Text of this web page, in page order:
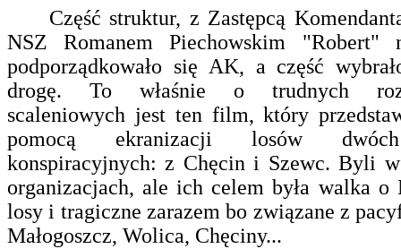
Część struktur, z Zastępcą
NSZ Romanem Piechowskim "Robert"
podporządkowało się AK, a część
drogę. To właśnie o trudnych
scaleniowych jest ten film, który
pomocą ekranizacji losów
konspiracyjnych: z Chęcin i Szewc. Byli
organizacjach, ale ich celem była walka o
losy i tragiczne zarazem bo związane z
Małogoszcz, Wolica, Chęciny...